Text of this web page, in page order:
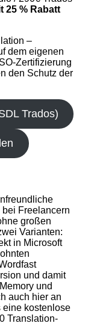
25 % Rabatt
–
dem eigenen
Zertifizierung
den Schutz der
Trados)
Freelancern
großen
Varianten:
in Microsoft
und damit
und
auch hier an
eine kostenlose
Translation-